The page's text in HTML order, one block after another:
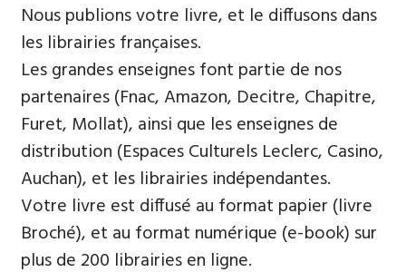
Nous publions votre livre, et le diffusons dans
les librairies françaises​.
Les grandes enseignes font partie de nos
partenaires (Fnac, Amazon, Decitre, Chapitre,
Furet, Mollat), ainsi que les enseignes de
distribution (Espaces Culturels Leclerc, Casino,
Auchan), et les librairies indépendantes.
Votre livre est diffusé au format papier (livre
Broché), et au format numérique (e-book) sur
plus de 200 librairies en ligne.